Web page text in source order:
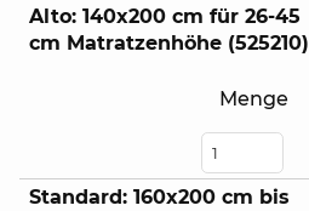
Alto: 140x200 cm für 26-45
cm Matratzenhöhe (525210)
Menge
Standard: 160x200 cm bis